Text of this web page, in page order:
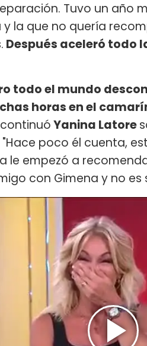
Tuvo un año
la que no quería
Después aceleró todo
todo el mundo
horas en el
Yanina Latore
poco él cuenta,
le empezó a
con Gimena y no es